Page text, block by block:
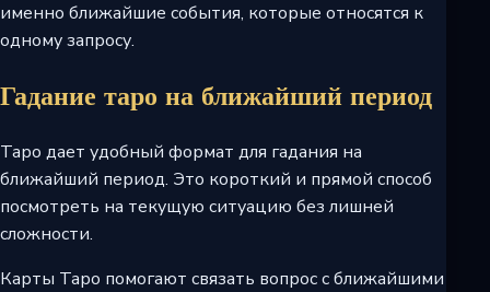
именно ближайшие события, которые относятся к
одному запросу.
Гадание таро на ближайший период
Таро дает удобный формат для гадания на
ближайший период. Это короткий и прямой способ
посмотреть на текущую ситуацию без лишней
сложности.
Карты Таро помогают связать вопрос с ближайшими